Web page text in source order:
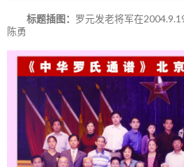
标题插图： 罗元发老将军在
陈勇